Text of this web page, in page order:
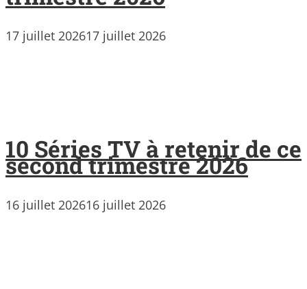
17 juillet 202617 juillet 2026
10 Séries TV à retenir de ce
second trimestre 2026
16 juillet 202616 juillet 2026